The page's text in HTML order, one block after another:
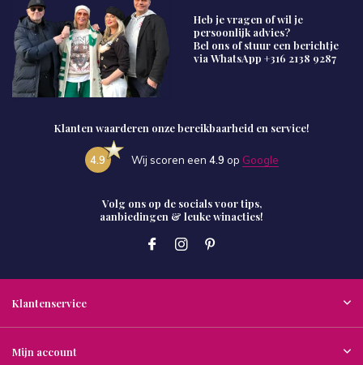
Heb je vragen of wil je
persoonlijk advies?
Bel ons of stuur een berichtje
via WhatsApp +316 2138 9287
Klanten waarderen onze bereikbaarheid en service!
4.9 Wij scoren een 4.9 op Google
Volg ons op de socials voor tips,
aanbiedingen & leuke winacties!
Klantenservice
Mijn account